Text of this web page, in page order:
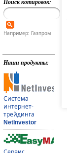
Поиск котировок:
Например: Газпром
Наши продукты:
Система
интернет-
трейдинга
NetInvestor